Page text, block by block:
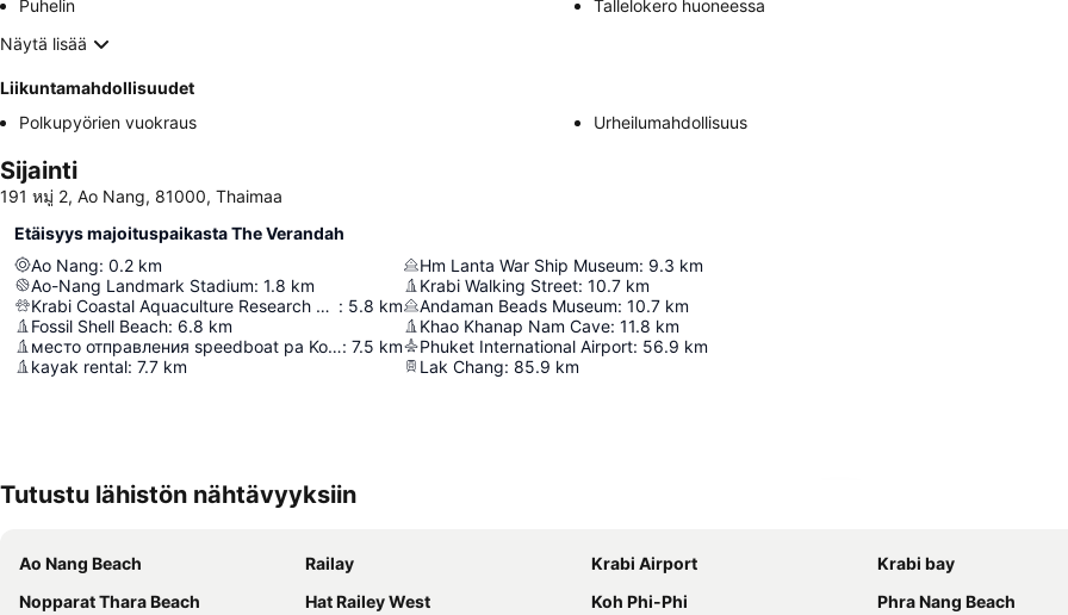
Puhelin
Tallelokero huoneessa
Näytä lisää
Liikuntamahdollisuudet
Polkupyörien vuokraus
Urheilumahdollisuus
Sijainti
191 หมู่ 2, Ao Nang, 81000, Thaimaa
Etäisyys majoituspaikasta The Verandah
Ao Nang: 0.2 km
Ao-Nang Landmark Stadium: 1.8 km
Krabi Coastal Aquaculture Research And Development Center : 5.8 km
Fossil Shell Beach: 6.8 km
место отправления speedboat ра Ko Pong: 7.5 km
kayak rental: 7.7 km
Hm Lanta War Ship Museum: 9.3 km
Krabi Walking Street: 10.7 km
Andaman Beads Museum: 10.7 km
Khao Khanap Nam Cave: 11.8 km
Phuket International Airport: 56.9 km
Lak Chang: 85.9 km
Tutustu lähistön nähtävyyksiin
Ao Nang Beach Railay Krabi Airport
Krabi bay
Nopparat Thara Beach
Hat Railey West Koh Phi-Phi
Phra Nang Beach